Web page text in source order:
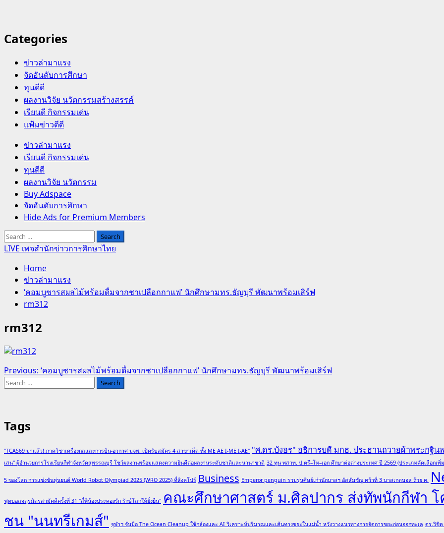
Categories
ข่าวล่ามาแรง
จัดอันดับการศึกษา
ทุนดีดี
ผลงานวิจัย นวัตกรรมสร้างสรรค์
เรียนดี กิจกรรมเด่น
แฟ้มข่าวดีดี
Primary
Menu
ข่าวล่ามาแรง
เรียนดี กิจกรรมเด่น
ทุนดีดี
ผลงานวิจัย นวัตกรรม
Buy Adspace
จัดอันดับการศึกษา
Hide Ads for Premium Members
Search
for:
LIVE เพจสำนักข่าวการศึกษาไทย
Home
ข่าวล่ามาแรง
‘คอมบูชารสผลไม้พร้อมดื่มจากชาเปลือกกาแฟ’ นักศึกษามทร.ธัญบุรี พัฒนาพร้อมเสิร์ฟ
rm312
rm312
Post
navigation
Previous: ‘คอมบูชารสผลไม้พร้อมดื่มจากชาเปลือกกาแฟ’ นักศึกษามทร.ธัญบุรี พัฒนาพร้อมเสิร์ฟ
Search
for:
Tags
"TCAS69 มาแล้ว! ภาควิชาเครื่องกลและการบิน-อวกาศ มจพ. เปิดรับสมัคร 4 สาขาเด็ด ทั้ง ME AE I-ME I-AE" "ศ.ดร.บังอร" อธิการบดี มกธ. ประธานถวายผ้าพระกฐิ
เสน" ผู้อำนวยการโรงเรียนกีฬาจังหวัดสุพรรณบุรี โชว์ผลงานพร้อมแสดงความยินดีต่อผลงานระดับชาติและนานาชาติ 32 ทุน พสวท. ป.ตรี–โท–เอก ศึกษาต่อต่างประเทศ ปี 2569 (ประเภทคัดเลือกเพิ่
5 ของโลก การแข่งขันหุ่นยนต์ World Robot Olympiad 2025 (WRO 2025) ที่สิงคโปร์ Business Emperor penguin รวมรุ่นศิษย์เก่านักบาสฯ อัสสัมชัญ คว้าที่ 3 บาสเกตบอล ถ้วย ค.
ฟุตบอลจตุรมิตรสามัคคีครั้งที่ 31 "สี่พี่น้องประคองรัก รักษ์โลกให้ยั่งยืน" คณะศึกษาศาสตร์ ม.ศิลปากร ส่งทัพนักกีฬา
ชน "นนทรีเกมส์" จุฬาฯ จับมือ The Ocean Cleanup ใช้กล้องและ AI วิเคราะห์ปริมาณและเส้นทางขยะในแม่น้ำ หวังวางแนวทางการจัดการขยะก่อนออกทะเล ดร.วิชิต